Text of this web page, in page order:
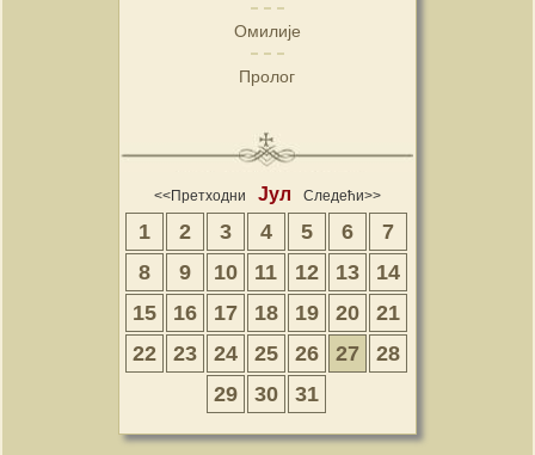
Омилије
Пролог
<<Претходни Јул Следећи>>
1 2 3 4 5 6
7
8
9 10 11 12 13
14
15
16 17 18 19 20
21
22
23 24 25 26 27
28
29
30 31